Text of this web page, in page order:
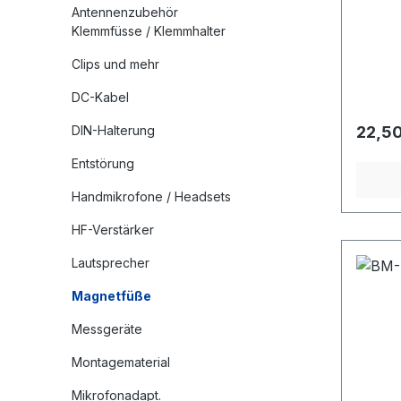
Antennenzubehör
Klemmfüsse / Klemmhalter
Clips und mehr
DC-Kabel
DIN-Halterung
Entstörung
Handmikrofone / Headsets
HF-Verstärker
Lautsprecher
Magnetfüße
Messgeräte
Montagematerial
Mikrofonadapt.